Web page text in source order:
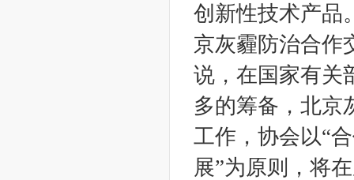
创新性技术产品
京灰霾防治合作
说，在国家有关
多的筹备，北京
工作，协会以“
展”为原则，将